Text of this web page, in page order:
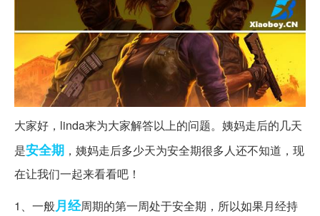
大家好，linda来为大家解答以上的问题。姨妈走后的几天
是安全期 ，姨妈走后多少天为安全期很多人还不知道，现
在让我们一起来看看吧！
1、一般月经周期的第一周处于安全期，所以如果月经持